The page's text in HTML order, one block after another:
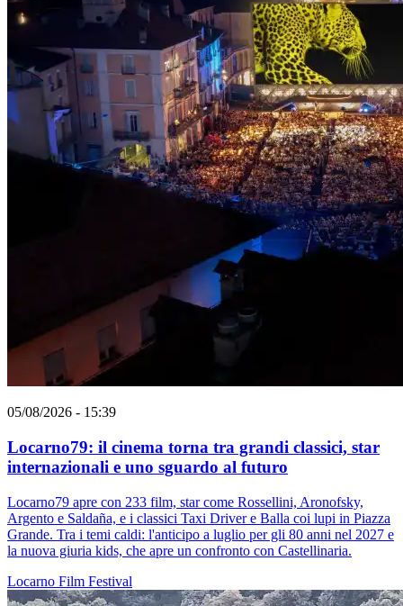
05/08/2026 - 15:39
Locarno79: il cinema torna tra grandi classici, star
internazionali e uno sguardo al futuro
Locarno79 apre con 233 film, star come Rossellini, Aronofsky,
Argento e Saldaña, e i classici Taxi Driver e Balla coi lupi in Piazza
Grande. Tra i temi caldi: l'anticipo a luglio per gli 80 anni nel 2027 e
la nuova giuria kids, che apre un confronto con Castellinaria.
Locarno Film Festival